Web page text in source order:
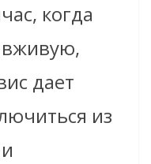
когда
вживую,
дает
из